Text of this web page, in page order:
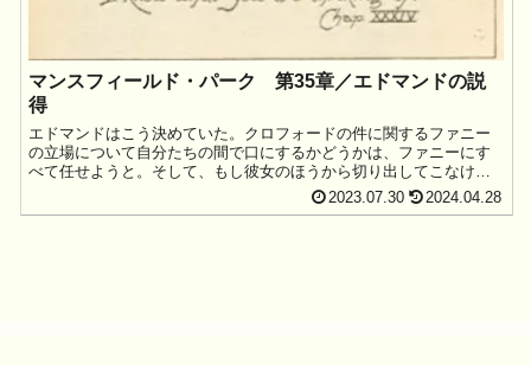
マンスフィールド・パーク 第35章／エドマンドの説
得
エドマンドはこう決めていた。クロフォードの件に関するファニー
の立場について自分たちの間で口にするかどうかは、ファニーにす
べて任せようと。そして、もし彼女のほうから切り出してこなけれ
2023.07.30 2024.04.28